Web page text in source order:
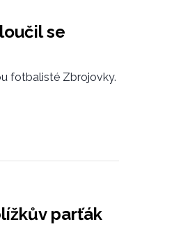
se
fotbalisté Zbrojovky.
parťák